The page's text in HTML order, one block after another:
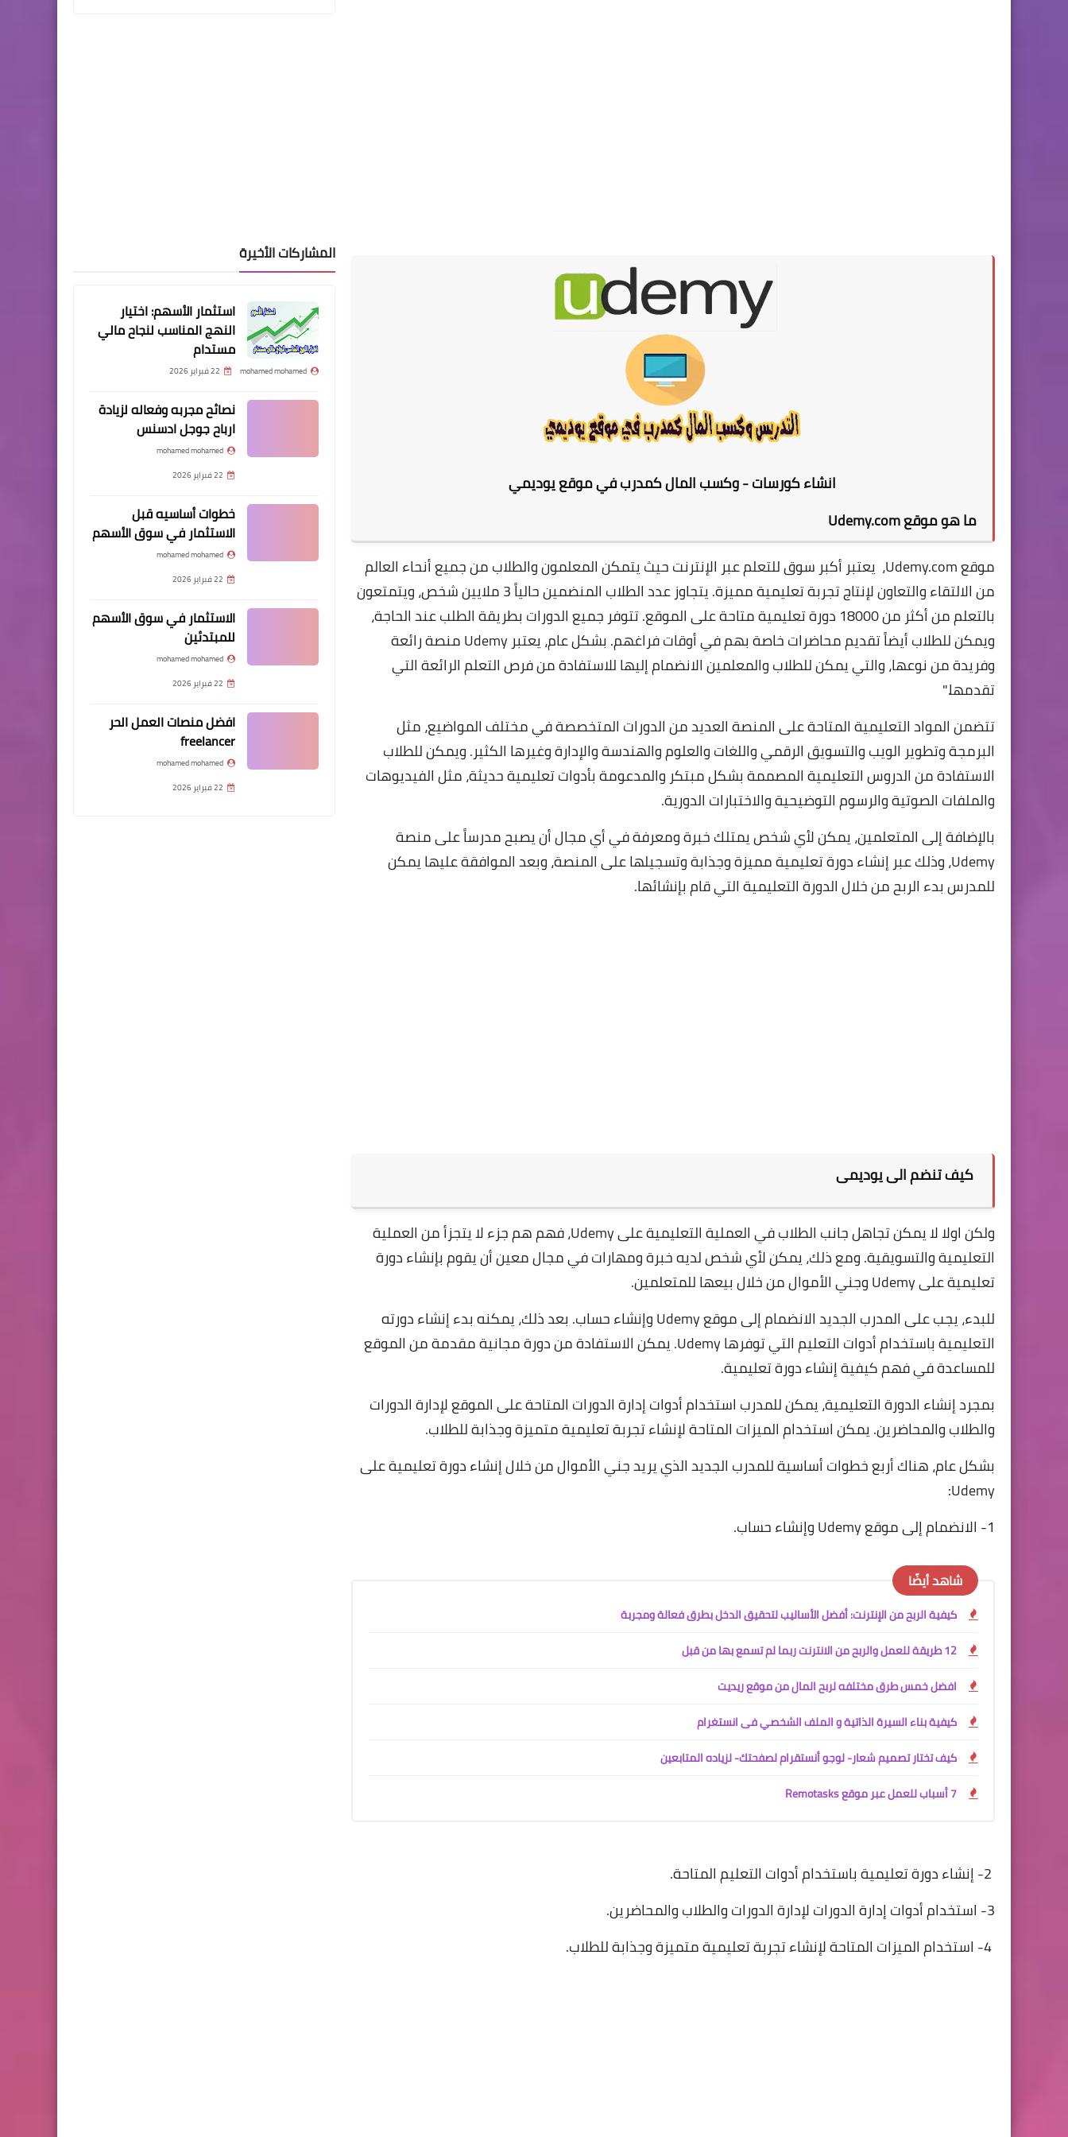
انشاء كورسات - وكسب المال كمدرب في موقع يوديمي
ما هوموقع Udemy.com
موقع Udemy.com، يعتبر أكبر سوق للتعلم عبر الإنترنت حيث يتمكن المعلمون والطلاب من جميع أنحاء العالم
من الالتقاء والتعاون لإنتاج تجربة تعليمية مميزة. يتجاوز عدد الطلاب المنضمين حالياً 3 ملايين شخص، ويتمتعون
بالتعلم من أكثر من 18000 دورة تعليمية متاحة على الموقع. تتوفر جميع الدورات بطريقة الطلب عند الحاجة،
ويمكن للطلاب أيضاً تقديم محاضرات خاصة بهم في أوقات فراغهم. بشكل عام، يعتبر Udemy منصة رائعة
وفريدة من نوعها، والتي يمكن للطلاب والمعلمين الانضمام إليها للاستفادة من فرص التعلم الرائعة التي
تقدمها."
تتضمن المواد التعليمية المتاحة على المنصة العديد من الدورات المتخصصة في مختلف المواضيع، مثل
البرمجة وتطوير الويب والتسويق الرقمي واللغات والعلوم والهندسة والإدارة وغيرها الكثير. ويمكن للطلاب
الاستفادة من الدروس التعليمية المصممة بشكل مبتكر والمدعومة بأدوات تعليمية حديثة، مثل الفيديوهات
والملفات الصوتية والرسوم التوضيحية والاختبارات الدورية.
بالإضافة إلى المتعلمين، يمكن لأي شخص يمتلك خبرة ومعرفة في أي مجال أن يصبح مدرساً على منصة
Udemy، وذلك عبر إنشاء دورة تعليمية مميزة وجذابة وتسجيلها على المنصة، وبعد الموافقة عليها يمكن
للمدرس بدء الربح من خلال الدورة التعليمية التي قام بإنشائها.
كيف تنضم الى يوديمى
ولكن اولا لا يمكن تجاهل جانب الطلاب في العملية التعليمية على Udemy، فهم هم جزء لا يتجزأ من العملية
التعليمية والتسويقية. ومع ذلك، يمكن لأي شخص لديه خبرة ومهارات في مجال معين أن يقوم بإنشاء دورة
تعليمية على Udemy وجني الأموال من خلال بيعها للمتعلمين.
للبدء، يجب على المدرب الجديد الانضمام إلى موقع Udemy وإنشاء حساب. بعد ذلك، يمكنه بدء إنشاء دورته
التعليمية باستخدام أدوات التعليم التي توفرها Udemy. يمكن الاستفادة من دورة مجانية مقدمة من الموقع
للمساعدة في فهم كيفية إنشاء دورة تعليمية.
بمجرد إنشاء الدورة التعليمية، يمكن للمدرب استخدام أدوات إدارة الدورات المتاحة على الموقع لإدارة الدورات
والطلاب والمحاضرين. يمكن استخدام الميزات المتاحة لإنشاء تجربة تعليمية متميزة وجذابة للطلاب.
بشكل عام، هناك أربع خطوات أساسية للمدرب الجديد الذي يريد جني الأموال من خلال إنشاء دورة تعليمية على
Udemy:
1- الانضمام إلى موقع Udemy وإنشاء حساب.
شاهد أيضًا
كيفية الربح من الإنترنت: أفضل الأساليب لتحقيق الدخل بطرق فعالة ومجربة
12 طريقة للعمل والربح من الانترنت ربما لم تسمع بها من قبل
افضل خمس طرق مختلفه لربح المال من موقع ريديت
كيفية بناء السيرة الذاتية و الملف الشخصي فى انستغرام
كيف تختار تصميم شعار- لوجو أنستقرام لصفحتك- لزياده المتابعين
7 أسباب للعمل عبر موقع Remotasks
3- استخدام أدوات إدارة الدورات لإدارة الدورات والطلاب والمحاضرين.
المشاركات الأخيرة
استثمار الأسهم: اختيار
النهج المناسب لنجاح مالي
مستدام
mohamed mohamed 22 فبراير 2026
نصائح مجربه وفعاله لزيادة
ارباح جوجل ادسنس
mohamed mohamed
22 فبراير 2026
خطوات أساسيه قبل
الاستثمار في سوق الأسهم
mohamed mohamed
22 فبراير 2026
الاستثمار في سوق الأسهم
للمبتدئين
mohamed mohamed
22 فبراير 2026
افضل منصات العمل الحر
freelancer
mohamed mohamed
22 فبراير 2026